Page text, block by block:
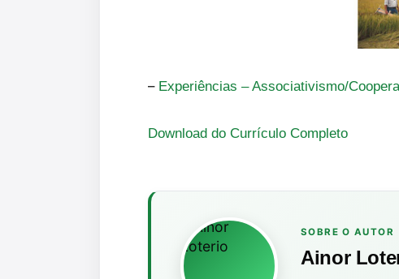
– Experiências – Associativismo/
Download do Currículo Completo
SOBRE O AUTOR
Ainor